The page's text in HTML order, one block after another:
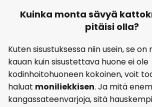
Kuinka monta sävyä
pitäisi olla?
Kuten sisustuksessa niin usein, se on
kauan kuin sisustettava huone ei ole
kodinhoitohuoneen kokoinen, voit
haluat moniliekkisen. Ja mitä
kangassateenvarjoja, sitä